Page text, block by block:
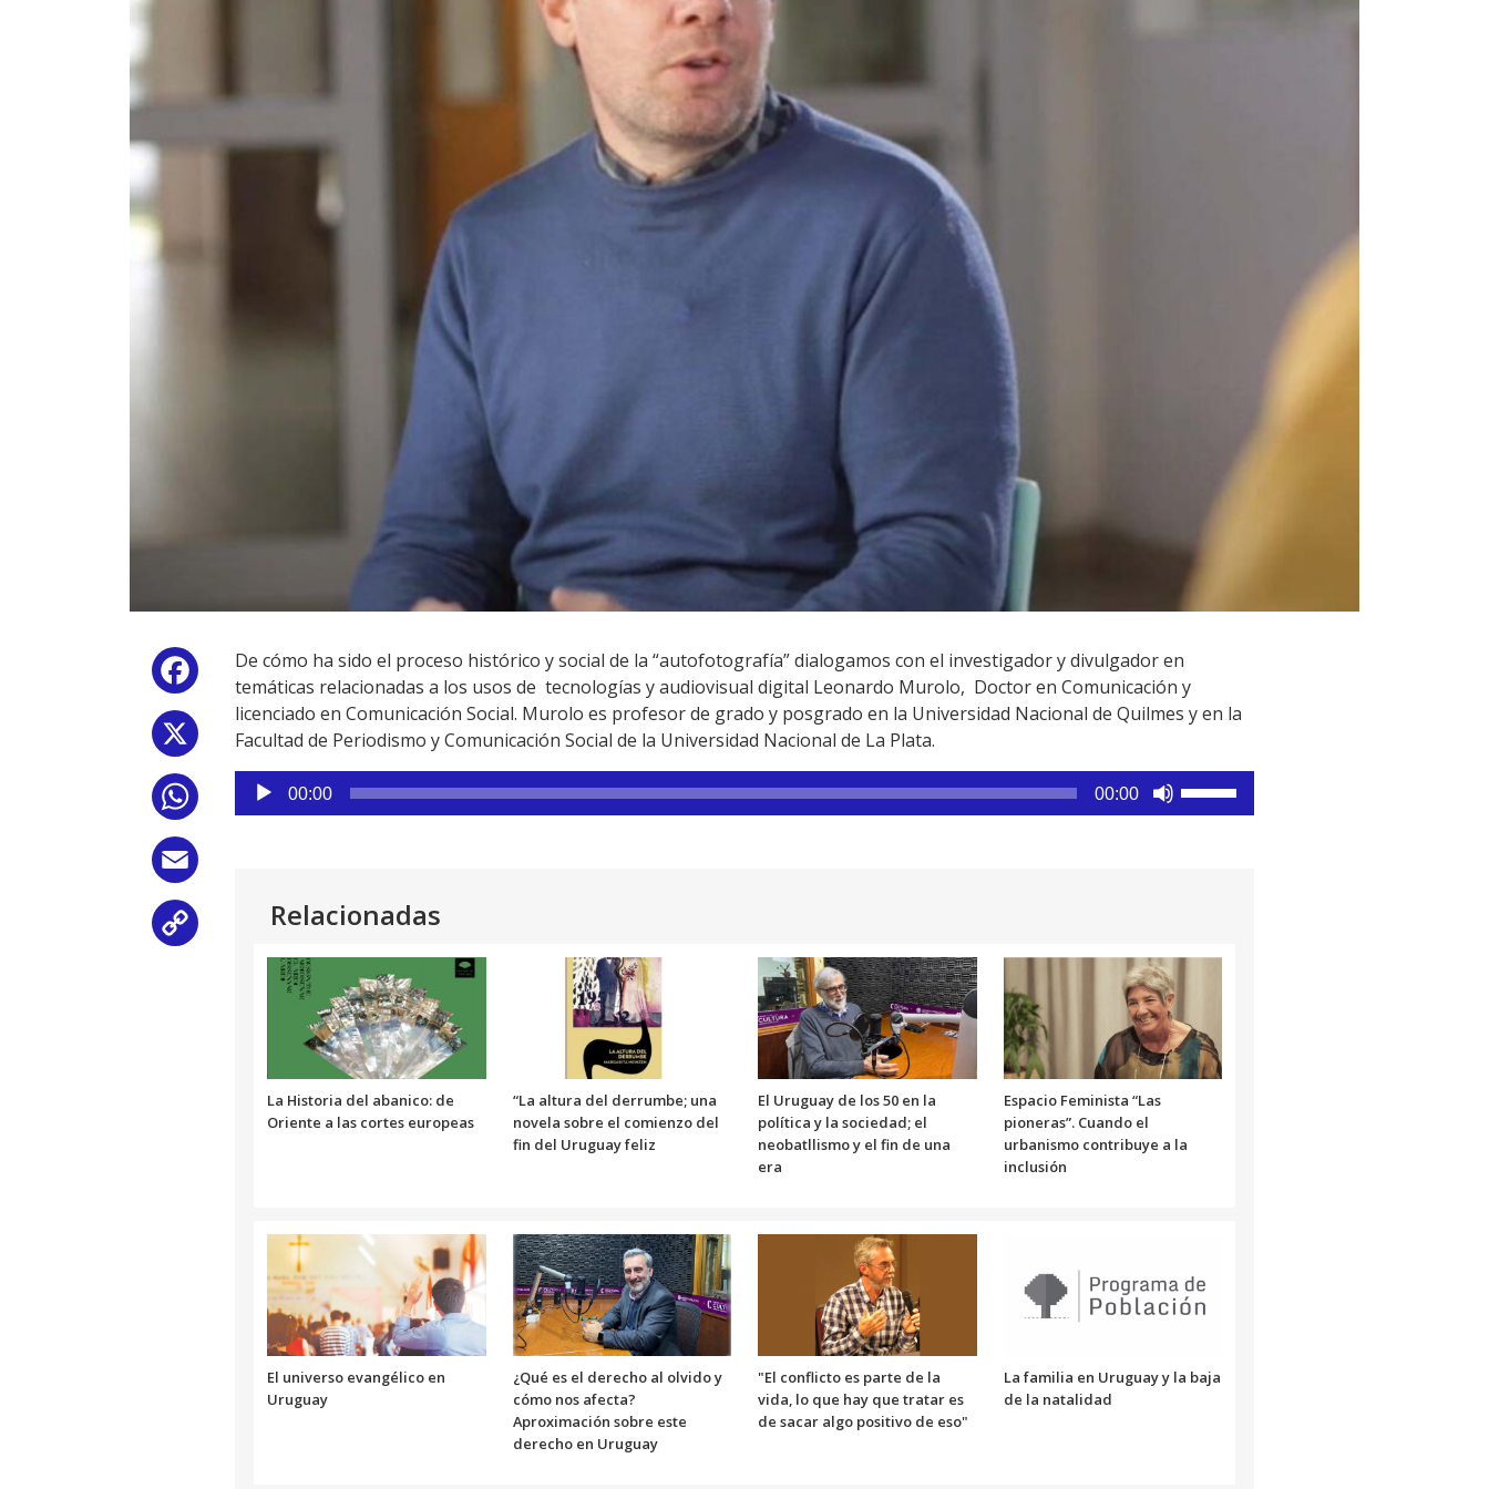
Facebook
WhatsApp
De cómo ha sido el proceso histórico y social de la “autofotografía” dialogamos con el investigador y divulgador en
temáticas relacionadas a los usos de tecnologías y audiovisual digital Leonardo Murolo, Doctor en Comunicación y
licenciado en Comunicación Social. Murolo es profesor de grado y posgrado en la Universidad Nacional de Quilmes y en la
Facultad de Periodismo y Comunicación Social de la Universidad Nacional de La Plata.
Reproductor
de
00:00 00:00
disminuir
el
volumen.
Relacionadas
La Historia del abanico: de
Oriente a las cortes europeas
“La altura del derrumbe; una
novela sobre el comienzo del
fin del Uruguay feliz
El Uruguay de los 50 en la
política y la sociedad; el
neobatllismo y el fin de una
era
Espacio Feminista “Las
pioneras”. Cuando el
urbanismo contribuye a la
inclusión
El universo evangélico en
Uruguay
¿Qué es el derecho al olvido y
cómo nos afecta?
Aproximación sobre este
derecho en Uruguay
"El conflicto es parte de la
vida, lo que hay que tratar es
de sacar algo positivo de eso"
La familia en Uruguay y la baja
de la natalidad